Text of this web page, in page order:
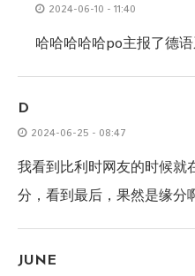
2024-06-10 - 11:40
哈哈哈哈哈po主报了德
D
2024-06-25 - 08:47
我看到比利时网友的时候就
分，看到最后，果然是缘分
JUNE